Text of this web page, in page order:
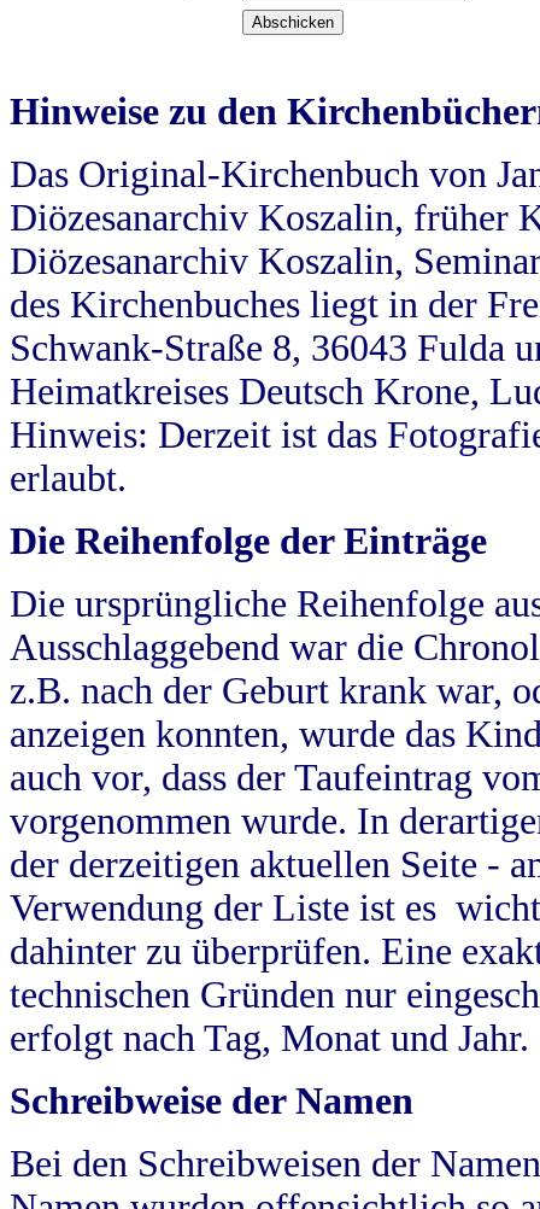
Hinweise zu den
Das Original-Kirchenbuch von
Diözesanarchiv Koszalin, früher
Diözesanarchiv Koszalin,
des Kirchenbuches liegt in der
Schwank-Straße 8, 36043 Fulda
Heimatkreises Deutsch Krone,
Hinweis: Derzeit ist das
erlaubt.
Die Reihenfolge der Einträge
Die ursprüngliche Reihenfolge
Ausschlaggebend war die
z.B. nach der Geburt krank war,
anzeigen konnten, wurde das
auch vor, dass der Taufeintrag
vorgenommen wurde. In
der derzeitigen aktuellen Seite -
Verwendung der Liste ist es
dahinter zu überprüfen. Eine
technischen Gründen nur
erfolgt nach Tag, Monat und Jahr.
Schreibweise der Namen
Bei den Schreibweisen der